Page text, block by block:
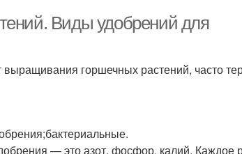
Виды удобрений для
горшечных растений, часто
— это азот, фосфор, калий. Каждое